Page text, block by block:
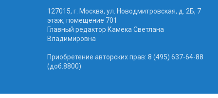
127015, г. Москва, ул. Новодмитровская, д. 2Б, 7
этаж, помещение 701
Главный редактор Камека Светлана
Владимировна
Приобретение авторских прав: 8 (495) 637-64-88
(доб.8800)